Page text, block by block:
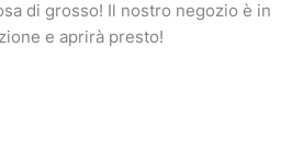
di grosso! Il nostro negozio è in
e aprirà presto!